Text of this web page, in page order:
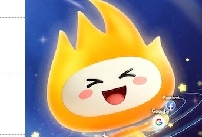
支持
反对 [0]
支持[0] 反对[0]